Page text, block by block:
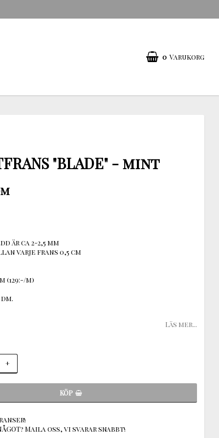
0 Varukorg
"BLADE" - mint
är ca 2-2,5 mm
varje frans 0,5 cm
(129:-/m)
Läs mer...
+
KÖP
Maila oss, vi svarar snabbt!